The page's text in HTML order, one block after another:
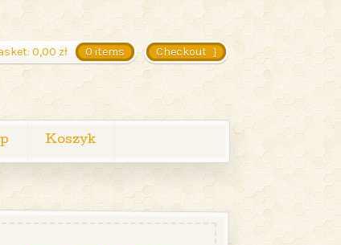
Checkout
0,00 zł 0 items
Koszyk